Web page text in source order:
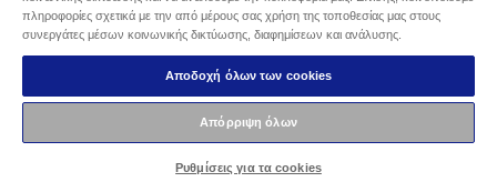
Πληροφορίες σχετικά με τα cookie
Δέσμευση της Epson για προσβασιμότητα
Πνευματικά δικαιώματα © 2026 Seiko Epson
πληροφορίες σχετικά με την από μέρους σας χρήση της τοποθεσίας μας στους
συνεργάτες μέσων κοινωνικής δικτύωσης, διαφημίσεων και ανάλυσης.
Αποδοχή όλων των cookies
Απόρριψη όλων
Ρυθμίσεις για τα cookies